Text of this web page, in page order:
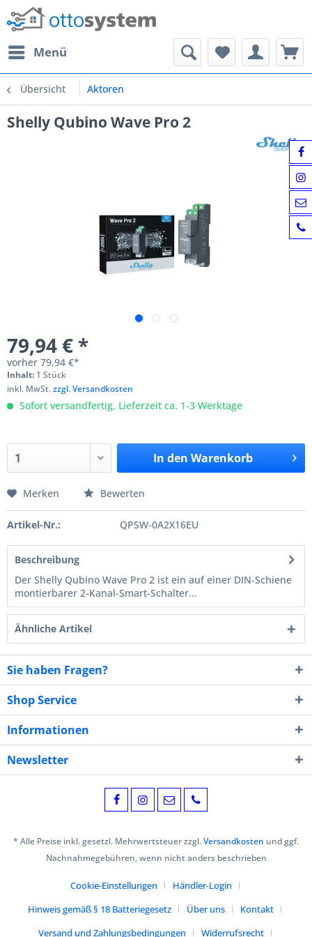
Menü
Übersicht Aktoren
Shelly Qubino Wave Pro 2
79,94 € *
vorher 79,94 €*
Inhalt: 1 Stück
inkl. MwSt.zzgl. Versandkosten
Sofort versandfertig, Lieferzeit ca. 1-3 Werktage
In den Warenkorb
Merken Bewerten
Artikel-Nr.: QPSW-0A2X16EU
Beschreibung
Der Shelly Qubino Wave Pro 2 ist ein auf einer DIN-Schiene
montierbarer 2-Kanal-Smart-Schalter...
Ähnliche Artikel
Sie haben Fragen?
Shop Service
Informationen
Newsletter
* Alle Preise inkl. gesetzl. Mehrwertsteuer zzgl.Versandkosten und ggf.
Nachnahmegebühren, wenn nicht anders beschrieben
Cookie-Einstellungen
Händler-Login
Hinweis gemäß § 18 Batteriegesetz
Über uns
Kontakt
Versand und Zahlungsbedingungen
Widerrufsrecht